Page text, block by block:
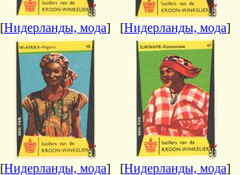
[Нидерланды, мода] [Нидерланды, мода]
[Нидерланды, мода] [Нидерланды, мода]